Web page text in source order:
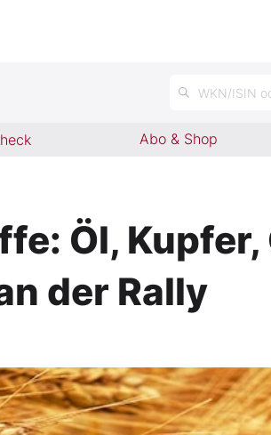
WKN/ISIN
Abo & Shop
Öl, Kupfer,
der Rally